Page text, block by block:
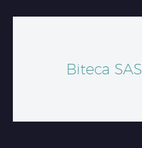
Biteca SAS